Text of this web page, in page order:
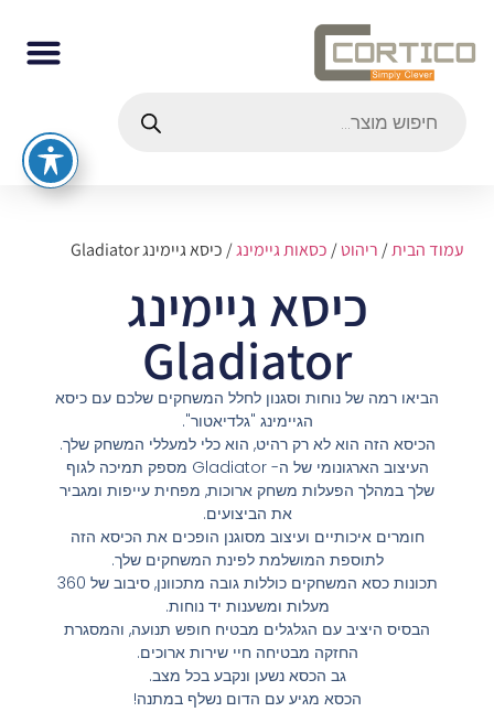
עמוד הבית/ריהוט/כסאות גיימינג/ כיסא גיימינג Gladiator
כיסא גיימינג
Gladiator
הביאו רמה של נוחות וסגנון לחלל המשחקים שלכם עם כיסא
הגיימינג "גלדיאטור".
הכיסא הזה הוא לא רק רהיט, הוא כלי למעללי המשחק שלך.
העיצוב הארגונומי של ה- Gladiator מספק תמיכה לגוף
שלך במהלך הפעלות משחק ארוכות, מפחית עייפות ומגביר
את הביצועים.
חומרים איכותיים ועיצוב מסוגנן הופכים את הכיסא הזה
לתוספת המושלמת לפינת המשחקים שלך.
תכונות כסא המשחקים כוללות גובה מתכוונן, סיבוב של 360
מעלות ומשענות יד נוחות.
הבסיס היציב עם הגלגלים מבטיח חופש תנועה, והמסגרת
החזקה מבטיחה חיי שירות ארוכים.
גב הכסא נשען ונקבע בכל מצב.
הכסא מגיע עם הדום נשלף במתנה!